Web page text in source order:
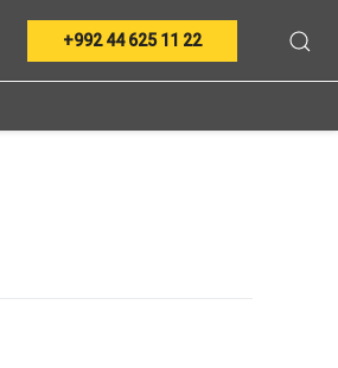
+992 44 625 11 22